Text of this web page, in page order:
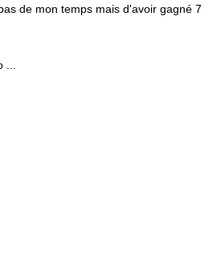
de mon temps mais d'avoir gagné 7